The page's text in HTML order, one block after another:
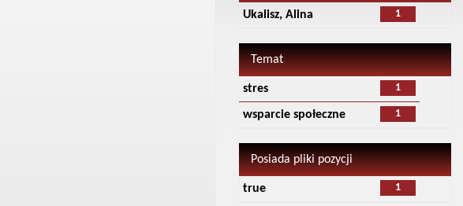
1
Ukalisz, Alina
Temat
1
stres
1
wsparcie społeczne
Posiada pliki pozycji
1
true